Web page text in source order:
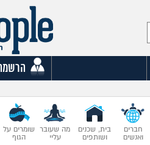
חברים
ואנשים
בית, שכנים
ושותפים
מה שעובר
עליי
שומרים על
הגוף